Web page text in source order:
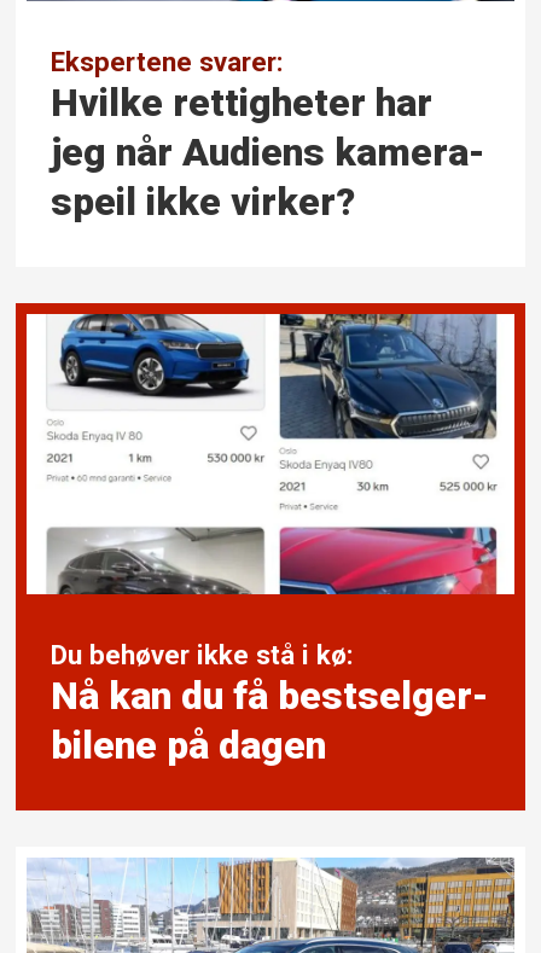
Ekspertene svarer:
Hvilke rettigheter har
jeg når Audiens kamera­
speil ikke virker?
Du behøver ikke stå i kø:
Nå kan du få bestselger-
bilene på dagen